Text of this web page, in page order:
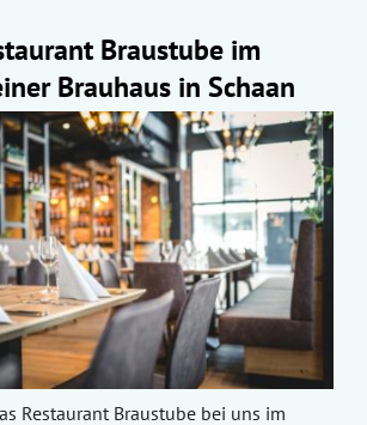
Braustube im
Brauhaus in Schaan
Restaurant Braustube bei uns im